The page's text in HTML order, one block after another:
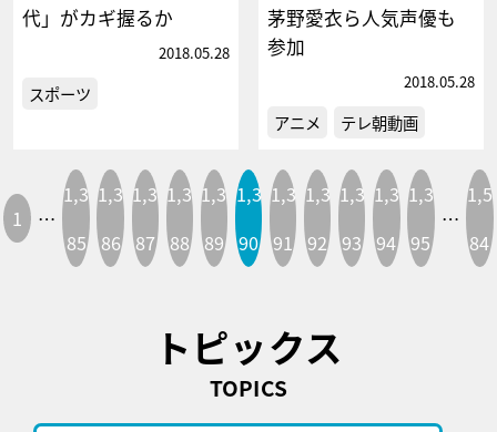
代」がカギ握るか
2018.05.28
スポーツ
茅野愛衣ら人気声優も
参加
2018.05.28
アニメ テレ朝動画
1 …
1,3
85
1,3
86
1,3
87
1,3
88
1,3
89
1,3
90
1,3
91
1,3
92
1,3
93
1,3
94
1,3
95
…
1,5
84
トピックス
TOPICS